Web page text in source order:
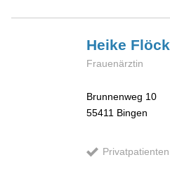
Heike Flöck
Frauenärztin
Brunnenweg 10
55411 Bingen
Privatpatienten